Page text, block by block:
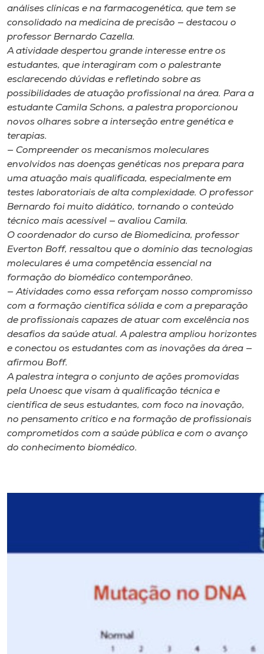
análises clínicas e na farmacogenética, que tem se
consolidado na medicina de precisão — destacou o
professor Bernardo Cazella.
A atividade despertou grande interesse entre os
estudantes, que interagiram com o palestrante
esclarecendo dúvidas e refletindo sobre as
possibilidades de atuação profissional na área. Para a
estudante Camila Schons, a palestra proporcionou
novos olhares sobre a interseção entre genética e
terapias.
— Compreender os mecanismos moleculares
envolvidos nas doenças genéticas nos prepara para
uma atuação mais qualificada, especialmente em
testes laboratoriais de alta complexidade. O professor
Bernardo foi muito didático, tornando o conteúdo
técnico mais acessível — avaliou Camila.
O coordenador do curso de Biomedicina, professor
Everton Boff, ressaltou que o domínio das tecnologias
moleculares é uma competência essencial na
formação do biomédico contemporâneo.
— Atividades como essa reforçam nosso compromisso
com a formação científica sólida e com a preparação
de profissionais capazes de atuar com excelência nos
desafios da saúde atual. A palestra ampliou horizontes
e conectou os estudantes com as inovações da área —
afirmou Boff.
A palestra integra o conjunto de ações promovidas
pela Unoesc que visam à qualificação técnica e
científica de seus estudantes, com foco na inovação,
no pensamento crítico e na formação de profissionais
comprometidos com a saúde pública e com o avanço
do conhecimento biomédico.